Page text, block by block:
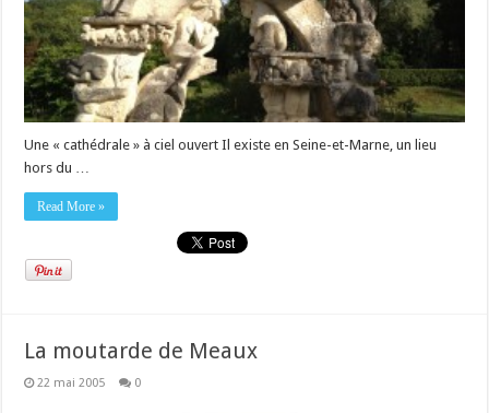
Une « cathédrale » à ciel ouvert Il existe en Seine-et-Marne, un lieu
hors du …
Read More »
La moutarde de Meaux
22 mai 2005 0